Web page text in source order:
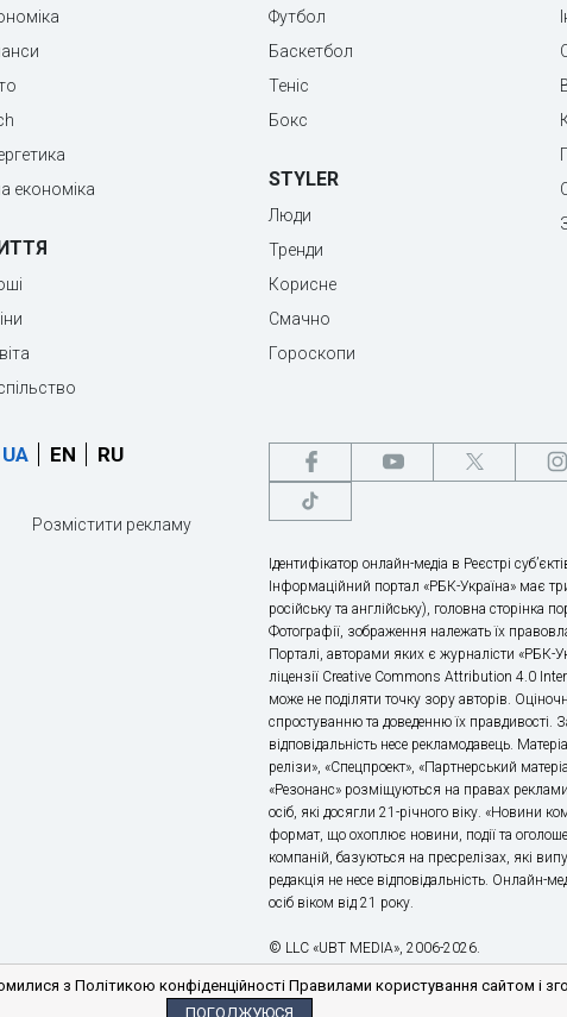
економіка
Футбол
Баскетбол
Теніс
Бокс
STYLER
Люди
Тренди
Корисне
Смачно
Гороскопи
UA EN RU
Розмістити рекламу
Ідентифікатор онлайн-медіа в Реєстрі
Інформаційний портал «РБК-Україна» має
російську та англійську), головна сторінка
Фотографії, зображення належать їх
Порталі, авторами яких є журналісти «РБК-
ліцензії Creative Commons Attribution 4.0
може не поділяти точку зору авторів.
спростуванню та доведенню їх правдивості.
відповідальність несе рекламодавець.
релізи», «Спецпроект», «Партнерський
«Резонанс» розміщуються на правах
осіб, які досягли 21-річного віку. «Новини
формат, що охоплює новини, події та
компаній, базуються на пресрелізах, які
редакція не несе відповідальність. Онлайн-
осіб віком від 21 року.
© LLC «UBT MEDIA», 2006-2026.
з Політикою конфіденційності Правилами користування сайтом і
ПОГОДЖУЮСЯ